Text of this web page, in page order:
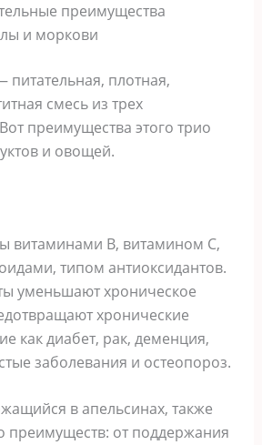
преимущества
и моркови
питательная, плотная,
смесь из трех
преимущества этого трио
и овощей.
витаминами В, витамином С,
типом антиоксидантов.
уменьшают хроническое
хронические
как диабет, рак, деменция,
заболевания и остеопороз.
в апельсинах, также
преимуществ: от поддержания